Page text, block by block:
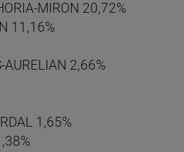
MIRON 20,72%
11,16%
AURELIAN 2,66%
1,65%